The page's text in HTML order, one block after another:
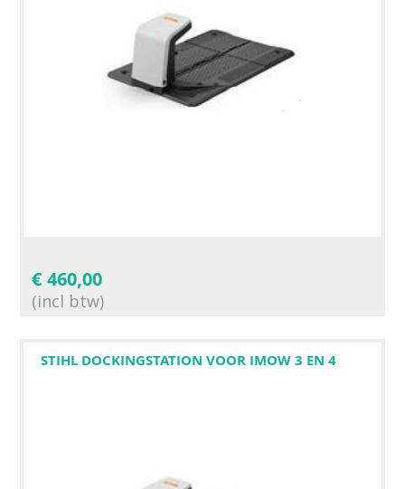
€ 460,00
(incl btw)
STIHL DOCKINGSTATION VOOR IMOW 3 EN 4